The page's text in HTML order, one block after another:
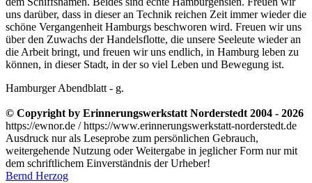
uns darüber, dass in dieser an Technik reichen Zeit immer wieder die
schöne Vergangenheit Hamburgs beschworen wird. Freuen wir uns
über den Zuwachs der Handelsflotte, die unsere Seeleute wieder an
die Arbeit bringt, und freuen wir uns endlich, in Hamburg leben zu
können, in dieser Stadt, in der so viel Leben und Bewegung ist.
Hamburger Abendblatt - g.
© Copyright by Erinnerungswerkstatt Norderstedt 2004 - 2026
https://ewnor.de / https://www.erinnerungswerkstatt-norderstedt.de
Ausdruck nur als Leseprobe zum persönlichen Gebrauch,
weitergehende Nutzung oder Weitergabe in jeglicher Form nur mit
dem schriftlichem Einverständnis der Urheber!
Bernd Herzog